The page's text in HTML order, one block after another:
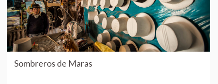
Sombreros de Maras